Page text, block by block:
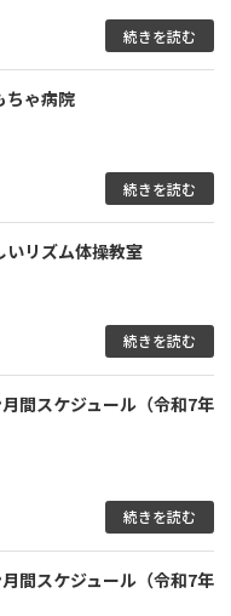
続きを読む
ちゃ病院
続きを読む
いリズム体操教室
続きを読む
間スケジュール（令和7年
続きを読む
間スケジュール（令和7年